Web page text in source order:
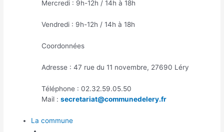
Mercredi : 9h-12h / 14h à 18h
Vendredi : 9h-12h / 14h à 18h
Coordonnées
Adresse : 47 rue du 11 novembre, 27690 Léry
Téléphone : 02.32.59.05.50
Mail : secretariat@communedelery.fr
La commune